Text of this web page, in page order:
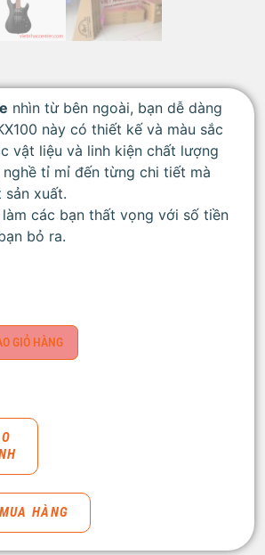
nhìn từ bên ngoài, bạn dễ dàng
này có thiết kế và màu sắc
vật liệu và linh kiện chất lượng
tỉ mỉ đến từng chi tiết mà
xuất.
làm các bạn thất vọng với số tiền
bỏ ra.
GIỎ HÀNG
HÀNG